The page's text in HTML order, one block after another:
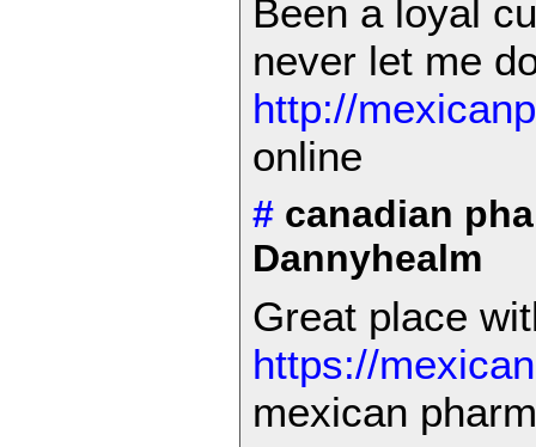
Been a loyal
never let me
http://
online
# canadian
Dannyhealm
Great place
https://
mexican